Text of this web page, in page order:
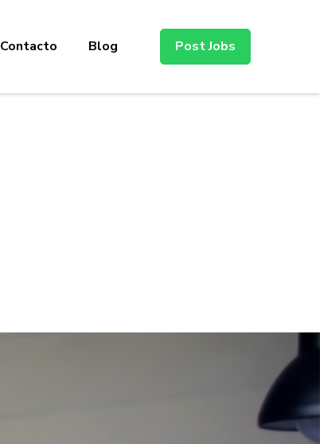
Contacto Blog Post Jobs